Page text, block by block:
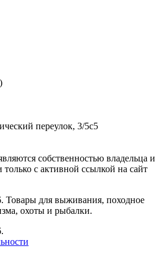
переулок, 3/5с5
собственностью владельца и
с активной ссылкой на сайт
Товары для выживания, походное
охоты и рыбалки.